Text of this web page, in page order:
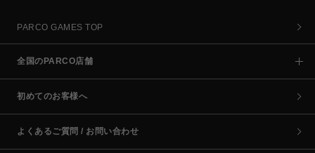
PARCO GAMES TOP
全国のPARCO店舗
初めてのお客様へ
よくあるご質問 / お問い合わせ